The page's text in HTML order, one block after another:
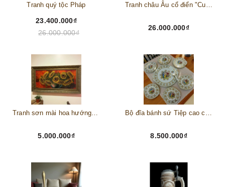
Tranh quý tộc Pháp
23.400.000₫
26.000.000₫
Tranh châu Âu cổ điển "Cuộc sống lao động"
26.000.000₫
Tranh sơn mài hoa hướng dương châu Âu
5.000.000₫
Bộ đĩa bánh sứ Tiệp cao cấp – Biểu tượng tinh tế cho bàn tiệc thượng lưu
8.500.000₫